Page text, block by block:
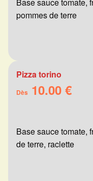
Base sauce tomate,
pommes de terre
Pizza torino
Dès 10.00 €
Base sauce tomate,
de terre, raclette